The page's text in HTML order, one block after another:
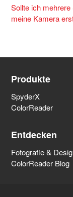
Sollte ich
meine Kamera
Produkte
SpyderX
ColorReader
Entdecken
Fotografie &
ColorReader Blog